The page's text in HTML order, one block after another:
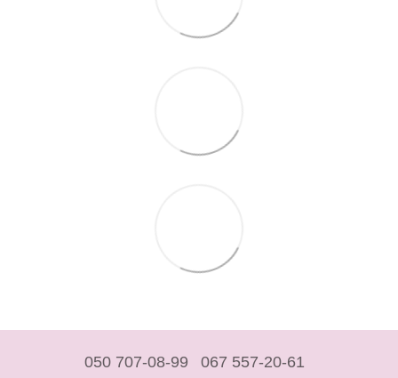
050 707-08-99 067 557-20-61